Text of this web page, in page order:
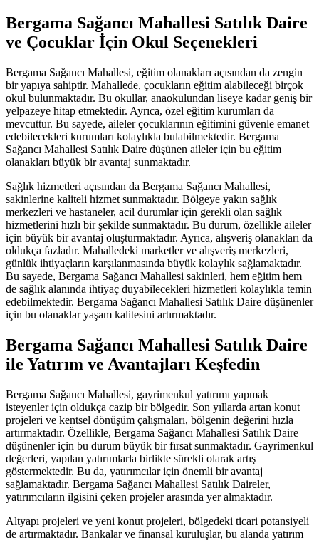
Bergama Sağancı Mahallesi Satılık Daire
ve Çocuklar İçin Okul Seçenekleri
Bergama Sağancı Mahallesi, eğitim olanakları açısından da zengin
bir yapıya sahiptir. Mahallede, çocukların eğitim alabileceği birçok
okul bulunmaktadır. Bu okullar, anaokulundan liseye kadar geniş bir
yelpazeye hitap etmektedir. Ayrıca, özel eğitim kurumları da
mevcuttur. Bu sayede, aileler çocuklarının eğitimini güvenle emanet
edebilecekleri kurumları kolaylıkla bulabilmektedir. Bergama
Sağancı Mahallesi Satılık Daire düşünen aileler için bu eğitim
olanakları büyük bir avantaj sunmaktadır.
Sağlık hizmetleri açısından da Bergama Sağancı Mahallesi,
sakinlerine kaliteli hizmet sunmaktadır. Bölgeye yakın sağlık
merkezleri ve hastaneler, acil durumlar için gerekli olan sağlık
hizmetlerini hızlı bir şekilde sunmaktadır. Bu durum, özellikle aileler
için büyük bir avantaj oluşturmaktadır. Ayrıca, alışveriş olanakları da
oldukça fazladır. Mahalledeki marketler ve alışveriş merkezleri,
günlük ihtiyaçların karşılanmasında büyük kolaylık sağlamaktadır.
Bu sayede, Bergama Sağancı Mahallesi sakinleri, hem eğitim hem
de sağlık alanında ihtiyaç duyabilecekleri hizmetleri kolaylıkla temin
edebilmektedir. Bergama Sağancı Mahallesi Satılık Daire düşünenler
için bu olanaklar yaşam kalitesini artırmaktadır.
Bergama Sağancı Mahallesi Satılık Daire
ile Yatırım ve Avantajları Keşfedin
Bergama Sağancı Mahallesi, gayrimenkul yatırımı yapmak
isteyenler için oldukça cazip bir bölgedir. Son yıllarda artan konut
projeleri ve kentsel dönüşüm çalışmaları, bölgenin değerini hızla
artırmaktadır. Özellikle, Bergama Sağancı Mahallesi Satılık Daire
düşünenler için bu durum büyük bir fırsat sunmaktadır. Gayrimenkul
değerleri, yapılan yatırımlarla birlikte sürekli olarak artış
göstermektedir. Bu da, yatırımcılar için önemli bir avantaj
sağlamaktadır. Bergama Sağancı Mahallesi Satılık Daireler,
yatırımcıların ilgisini çeken projeler arasında yer almaktadır.
Altyapı projeleri ve yeni konut projeleri, bölgedeki ticari potansiyeli
de artırmaktadır. Bankalar ve finansal kuruluşlar, bu alanda yatırım